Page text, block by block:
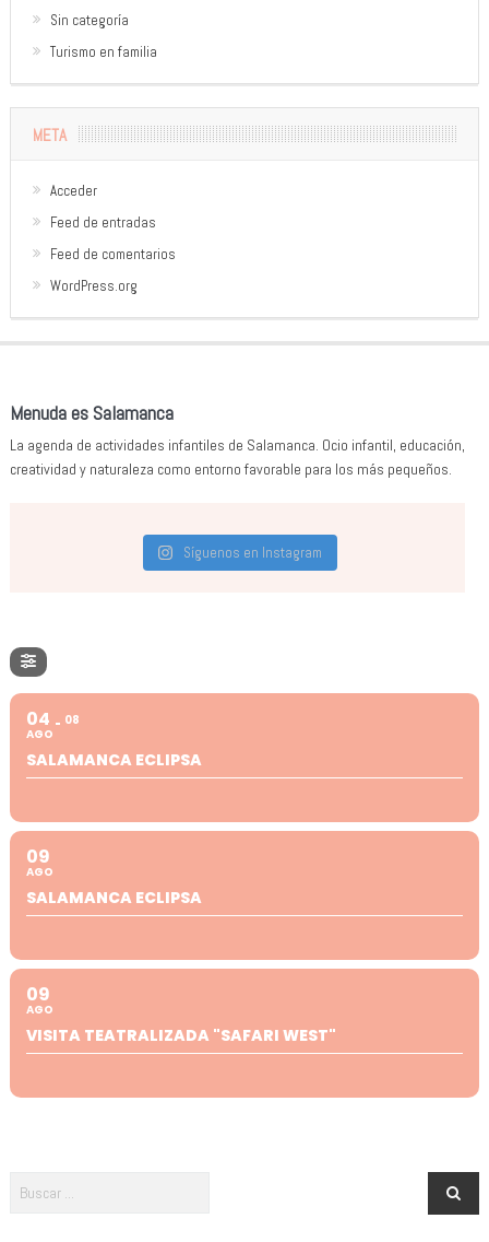
Sin categoría
Turismo en familia
META
Acceder
Feed de entradas
Feed de comentarios
WordPress.org
Menuda es Salamanca
La agenda de actividades infantiles de Salamanca. Ocio infantil, educación,
creatividad y naturaleza como entorno favorable para los más pequeños.
Síguenos en Instagram
04
AGO
08
SALAMANCA ECLIPSA
09
AGO
SALAMANCA ECLIPSA
09
AGO
VISITA TEATRALIZADA "SAFARI WEST"